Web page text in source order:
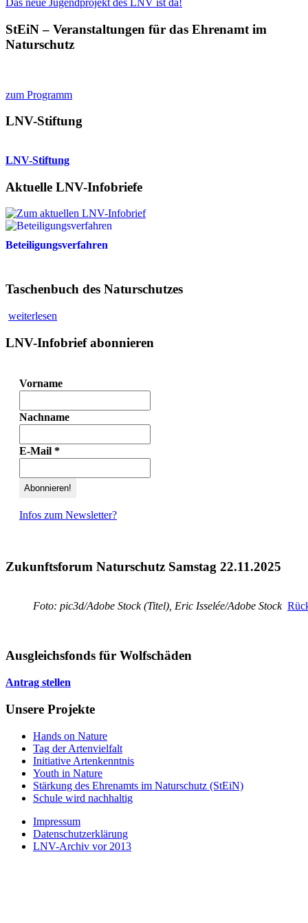
Das neue Jugendprojekt des LNV ist da!
StEiN – Veranstaltungen für das Ehrenamt im
Naturschutz
zum Programm
LNV-Stiftung
LNV-Stiftung
Aktuelle LNV-Infobriefe
Beteiligungsverfahren
Taschenbuch des Naturschutzes
weiterlesen
LNV-Infobrief abonnieren
Vorname
Nachname
E-Mail *
Infos zum Newsletter?
Zukunftsforum Naturschutz Samstag 22.11.2025
Foto: pic3d/Adobe Stock (Titel), Eric Isselée/Adobe Stock
Ausgleichsfonds für Wolfschäden
Antrag stellen
Unsere Projekte
Hands on Nature
Tag der Artenvielfalt
Initiative Artenkenntnis
Youth in Nature
Stärkung des Ehrenamts im Naturschutz (StEiN)
Schule wird nachhaltig
Impressum
Datenschutzerklärung
LNV-Archiv vor 2013